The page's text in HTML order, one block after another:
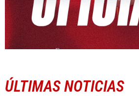
ÚLTIMAS NOTICIAS